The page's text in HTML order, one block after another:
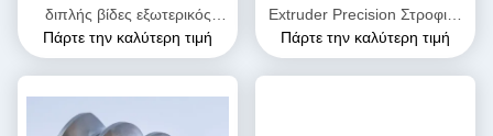
διπλής βίδες εξωτερικός
εξοπλισμός SK στοιχεία
βίδας για τη βιομηχανία
Πάρτε την καλύτερη τιμή
Extruder Precision Στροφικά
στοιχεία για πλαστικό
extruder
Πάρτε την καλύτερη τιμή